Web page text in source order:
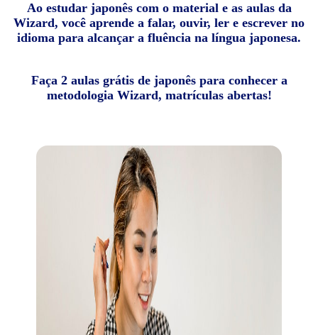
Ao estudar japonês com o material e as aulas da
Wizard, você aprende a falar, ouvir, ler e escrever no
idioma para alcançar a fluência na língua japonesa.
Faça 2 aulas grátis de japonês para conhecer a
metodologia Wizard, matrículas abertas!